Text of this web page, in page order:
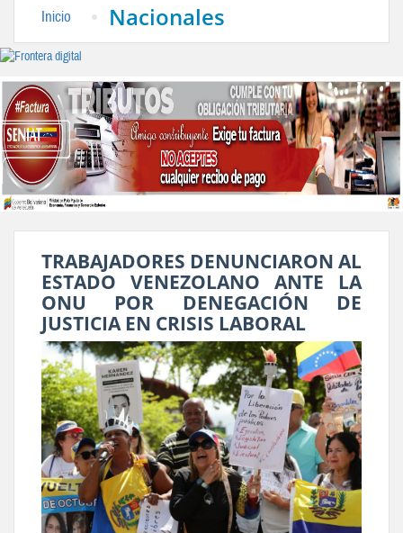
Inicio Nacionales
TRABAJADORES DENUNCIARON AL
ESTADO VENEZOLANO ANTE LA
ONU POR DENEGACIÓN DE
JUSTICIA EN CRISIS LABORAL